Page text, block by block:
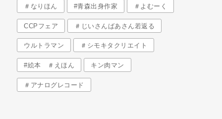
＃なりほん #青森出身作家 ＃よむーく
CCPフェア ＃じいさんばあさん若返る
ウルトラマン ＃シモキタクリエイト
#絵本 ＃えほん キン肉マン
＃アナログレコード